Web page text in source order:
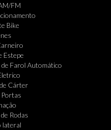
FM
Bike
Estepe
Farol Automático
Cárter
Rodas
lateral